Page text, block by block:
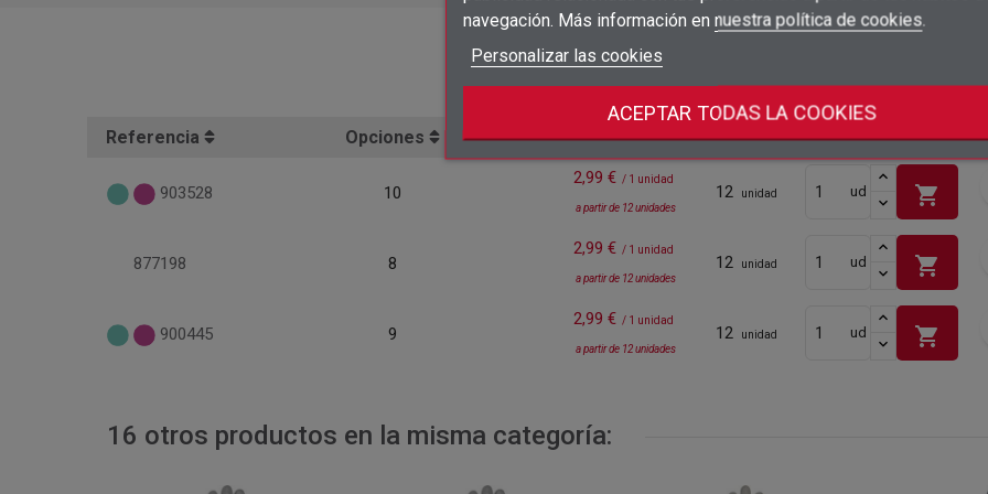
add_circle_outline
Crear lista de deseos
navegación. Más información en nuestra política de cookies.
Personalizar las cookies
ACEPTAR TODAS LA COOKIES
Referencia Opciones Precio Embalaje
903528 10
2,99 € / 1 unidad
a partir de 12 unidades
12 unidad ud shopping_cart
877198 8
2,99 € / 1 unidad
a partir de 12 unidades
12 unidad ud shopping_cart
900445 9
2,99 € / 1 unidad
a partir de 12 unidades
12 unidad ud shopping_cart
16 otros productos en la misma categoría: